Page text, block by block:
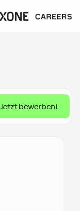
Jetzt bewerben!